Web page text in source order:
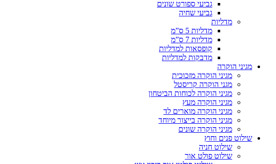
גביעי ספורט שונים
גביעי שחיה
מדליות
מדליות 5 ס”מ
מדליות 7 ס”מ
קופסאות למדליות
מדבקות למדליות
מגיני הוקרה
מגיני הוקרה מזכוכית
מגני הוקרה קריסטל
מגיני הוקרה לכוחות הביטחון
מגיני הוקרה מעץ
מגיני הוקרה מוארים לד
מגיני הוקרה בייצור מיוחד
מגיני הוקרה שונים
שילוט פנים וחוץ
שילוט חניה
שילוט פולט אור